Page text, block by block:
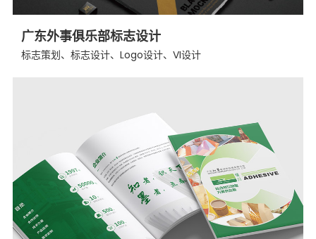
广东外事俱乐部标志设计
标志策划、标志设计、Logo设计、VI设计